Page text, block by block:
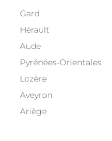
Gard
Hérault
Aude
Pyrénées-Orientales
Lozère
Aveyron
Ariège